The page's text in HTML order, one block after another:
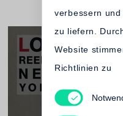
verbessern
zu liefern.
Website
Richtlinien zu